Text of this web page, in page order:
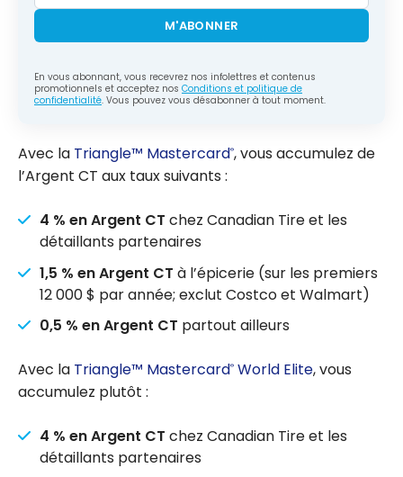
M'ABONNER
En vous abonnant, vous recevrez nos infolettres et contenus
promotionnels et acceptez nos Conditions et politique de
confidentialité. Vous pouvez vous désabonner à tout moment.
Avec la Triangle™ Mastercard®, vous accumulez de
l’Argent CT aux taux suivants :
4 % en Argent CT chez Canadian Tire et les
détaillants partenaires
1,5 % en Argent CT à l’épicerie (sur les premiers
12 000 $ par année; exclut Costco et Walmart)
0,5 % en Argent CT partout ailleurs
Avec la Triangle™ Mastercard® World Elite, vous
accumulez plutôt :
4 % en Argent CT chez Canadian Tire et les
détaillants partenaires